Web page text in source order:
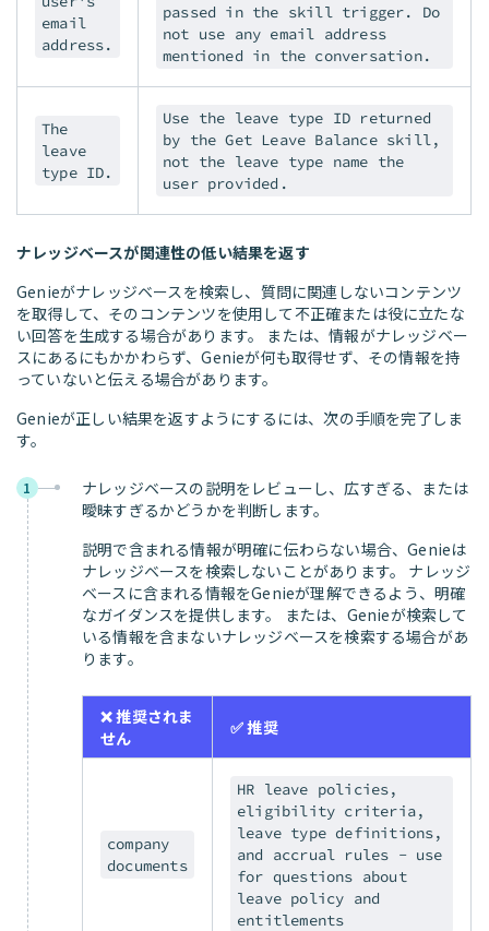
email
address.
passed in the skill trigger. Do
not use any email address
mentioned in the conversation.
The
leave
type ID.
Use the leave type ID returned
by the Get Leave Balance skill,
not the leave type name the
user provided.
ナレッジベースが関連性の低い結果を返す
Genieがナレッジベースを検索し、質問に関連しないコンテンツ
を取得して、そのコンテンツを使用して不正確または役に立たな
い回答を生成する場合があります。 または、情報がナレッジベー
スにあるにもかかわらず、Genieが何も取得せず、その情報を持
っていないと伝える場合があります。
Genieが正しい結果を返すようにするには、次の手順を完了しま
す。
1
ナレッジベースの説明をレビューし、広すぎる、または
曖昧すぎるかどうかを判断します。
説明で含まれる情報が明確に伝わらない場合、Genieは
ナレッジベースを検索しないことがあります。 ナレッジ
ベースに含まれる情報をGenieが理解できるよう、明確
なガイダンスを提供します。 または、Genieが検索して
いる情報を含まないナレッジベースを検索する場合があ
ります。
❌ 推奨されま
せん
✅ 推奨
company
documents
HR leave policies,
eligibility criteria,
leave type definitions,
and accrual rules - use
for questions about
leave policy and
entitlements